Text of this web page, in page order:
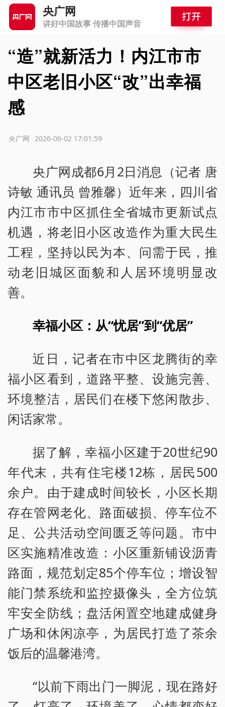
央广网
讲好中国故事 传播中国声音
“造”就新活力！内江市市
中区老旧小区“改”出幸福
感
2026-06-02 17:01:59
央广网
央广网成都6月2日消息（记者 唐
诗敏 通讯员 曾雅馨）近年来，四川省
内江市市中区抓住全省城市更新试点
机遇，将老旧小区改造作为重大民生
工程，坚持以民为本、问需于民，推
动老旧城区面貌和人居环境明显改
善。
幸福小区：从“忧居”到“优居”
近日，记者在市中区龙腾街的幸
福小区看到，道路平整、设施完善、
环境整洁，居民们在楼下悠闲散步、
闲话家常。
据了解，幸福小区建于20世纪90
年代末，共有住宅楼12栋，居民500
余户。由于建成时间较长，小区长期
存在管网老化、路面破损、停车位不
足、公共活动空间匮乏等问题。市中
区实施精准改造：小区重新铺设沥青
路面，规范划定85个停车位；增设智
能门禁系统和监控摄像头，全方位筑
牢安全防线；盘活闲置空地建成健身
广场和休闲凉亭，为居民打造了茶余
饭后的温馨港湾。
“以前下雨出门一脚泥，现在路好